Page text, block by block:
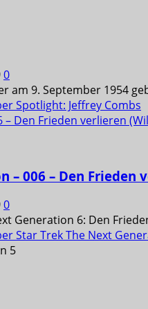
0
am 9. September 1954
Spotlight: Jeffrey Combs
Den Frieden verlieren
– 006 – Den
0
Generation 6: Den
Star Trek The Next